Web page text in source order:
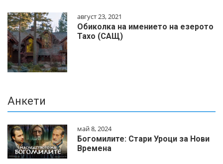
август 23, 2021
Обиколка на имението на езерото
Тахо (САЩ)
Анкети
май 8, 2024
Богомилите: Стари Уроци за Нови
Времена